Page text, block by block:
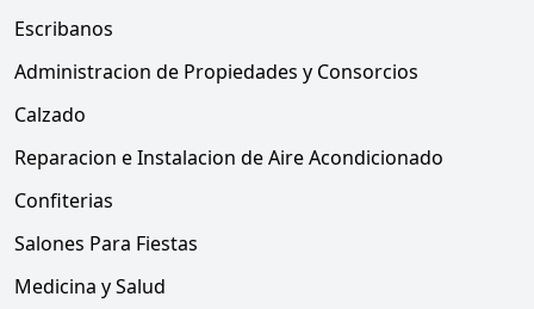
Escribanos
Administracion de Propiedades y Consorcios
Calzado
Reparacion e Instalacion de Aire Acondicionado
Confiterias
Salones Para Fiestas
Medicina y Salud